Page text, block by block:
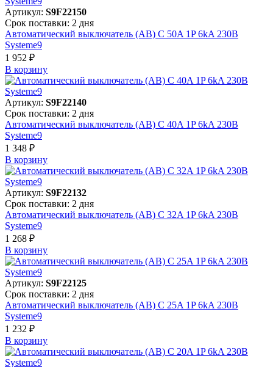
Артикул: S9F22150
Срок поставки: 2 дня
Автоматический выключатель (АВ) C 50A 1P 6kA 230В
Systeme9
1 952 ₽
В корзинy
Артикул: S9F22140
Срок поставки: 2 дня
Автоматический выключатель (АВ) C 40A 1P 6kA 230В
Systeme9
1 348 ₽
В корзинy
Артикул: S9F22132
Срок поставки: 2 дня
Автоматический выключатель (АВ) C 32A 1P 6kA 230В
Systeme9
1 268 ₽
В корзинy
Артикул: S9F22125
Срок поставки: 2 дня
Автоматический выключатель (АВ) C 25A 1P 6kA 230В
Systeme9
1 232 ₽
В корзинy